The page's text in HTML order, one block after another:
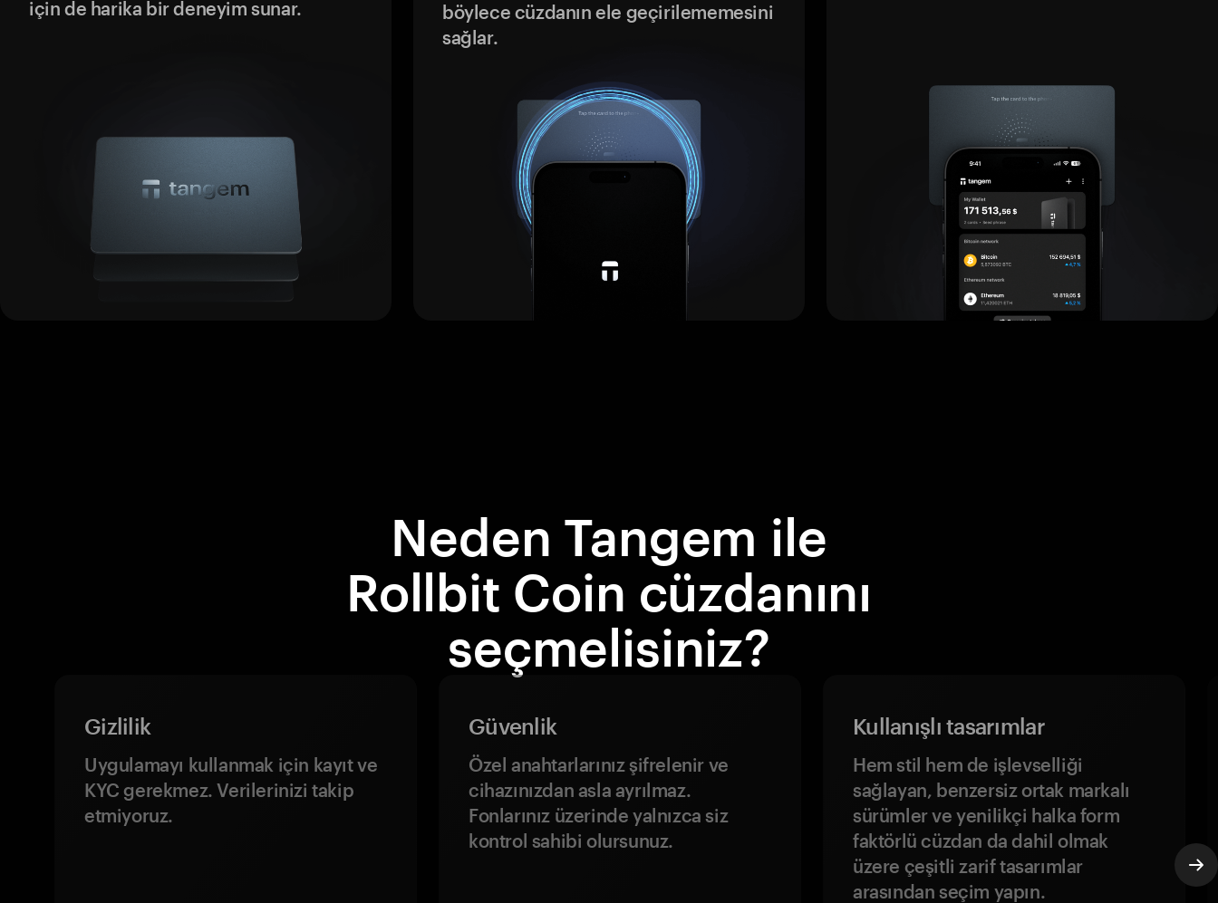
için de harika bir deneyim sunar.
böylece cüzdanın ele geçirilememesini
sağlar.
Neden Tangem ile
Rollbit Coin cüzdanını
seçmelisiniz?
Gizlilik
Uygulamayı kullanmak için kayıt ve
KYC gerekmez. Verilerinizi takip
etmiyoruz.
Güvenlik
Özel anahtarlarınız şifrelenir ve
cihazınızdan asla ayrılmaz.
Fonlarınız üzerinde yalnızca siz
kontrol sahibi olursunuz.
Kullanışlı tasarımlar
Hem stil hem de işlevselliği
sağlayan, benzersiz ortak markalı
sürümler ve yenilikçi halka form
faktörlü cüzdan da dahil olmak
üzere çeşitli zarif tasarımlar
arasından seçim yapın.